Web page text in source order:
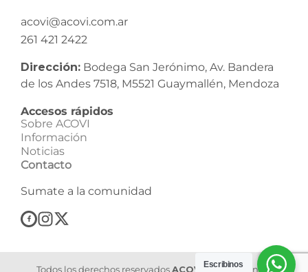
acovi@acovi.com.ar
261 421 2422
Dirección: Bodega San Jerónimo, Av. Bandera
de los Andes 7518, M5521 Guaymallén, Mendoza
Accesos rápidos
Sobre ACOVI
Información
Noticias
Contacto
Sumate a la comunidad
Todos los derechos reservados ACOVI | Asociación de
Escribinos